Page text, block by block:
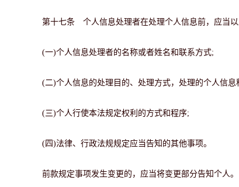
第十七条 个人信息处理者在处理个人信息前，应当
(一)个人信息处理者的名称或者姓名和联系方式;
(二)个人信息的处理目的、处理方式，处理的个人信息
(三)个人行使本法规定权利的方式和程序;
(四)法律、行政法规规定应当告知的其他事项。
前款规定事项发生变更的，应当将变更部分告知个人。